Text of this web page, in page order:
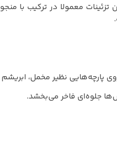
تزئینات معمولا در ترکیب با
پارچه‌هایی نظیر مخمل،
جلوه‌ای فاخر می‌بخشد.